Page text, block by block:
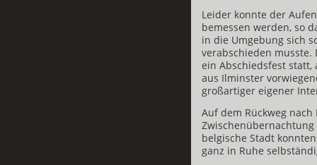
Leider konnte der
bemessen werden, so
in die Umgebung sich
verabschieden
ein Abschiedsfest statt,
aus Ilminster
großartiger eigener
Auf dem Rückweg
belgische Stadt
ganz in Ruhe